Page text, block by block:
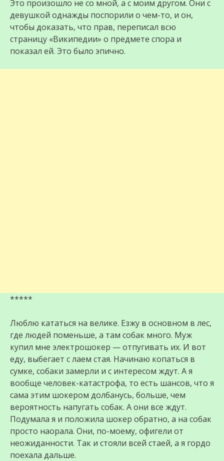
Это произошло не со мной, а с моим другом. Они с
девушкой однажды поспорили о чем-то, и он,
чтобы доказать, что прав, переписал всю
страницу «Википедии» о предмете спора и
показал ей. Это было эпично.
*****
Люблю кататься на велике. Езжу в основном в лес,
где людей поменьше, а там собак много. Муж
купил мне электрошокер — отпугивать их. И вот
еду, выбегает с лаем стая. Начинаю копаться в
сумке, собаки замерли и с интересом ждут. А я
вообще человек-катастрофа, то есть шансов, что я
сама этим шокером долбанусь, больше, чем
вероятность напугать собак. А они все ждут.
Подумала я и положила шокер обратно, а на собак
просто наорала. Они, по-моему, офигели от
неожиданности. Так и стояли всей стаей, а я гордо
поехала дальше.